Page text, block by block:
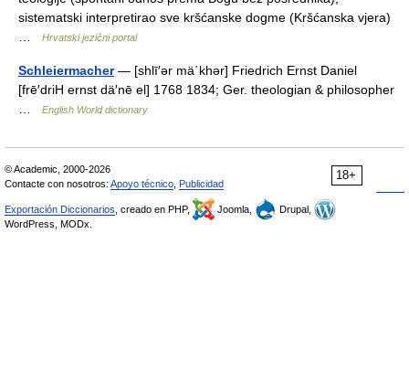
sistematski interpretirao sve kršćanske dogme (Kršćanska vjera)
Hrvatski jezični portal
Schleiermacher— [shlī′ər mä΄khər] Friedrich Ernst Daniel
[frē′driH ernst dä′nē el] 1768 1834; Ger. theologian & philosopher
English World dictionary
18+
© Academic, 2000-2026
Contacte con nosotros: Apoyo técnico Publicidad
Exportación Diccionarios , creado en PHP, Joomla,
Drupal,
WordPress, MODx.